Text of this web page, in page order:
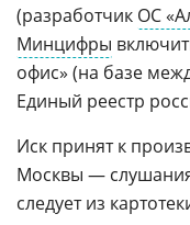
(разработчик ОС
Минцифры
офис» (на базе
Единый реестр
Иск принят к
Москвы —
следует из